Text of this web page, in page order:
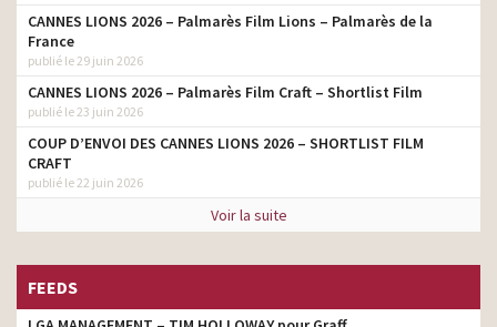
CANNES LIONS 2026 – Palmarès Film Lions – Palmarès de la
France
publié le 29 juin 2026
CANNES LIONS 2026 – Palmarès Film Craft – Shortlist Film
publié le 23 juin 2026
COUP D’ENVOI DES CANNES LIONS 2026 – SHORTLIST FILM
CRAFT
publié le 22 juin 2026
Voir la suite
FEEDS